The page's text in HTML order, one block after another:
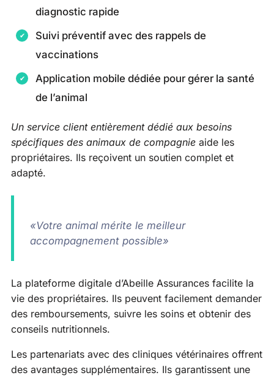
diagnostic rapide
Suivi préventif avec des rappels de
vaccinations
Application mobile dédiée pour gérer la santé
de l’animal
Un service client entièrement dédié aux besoins
spécifiques des animaux de compagnie aide les
propriétaires. Ils reçoivent un soutien complet et
adapté.
«Votre animal mérite le meilleur
accompagnement possible»
La plateforme digitale d’Abeille Assurances facilite la
vie des propriétaires. Ils peuvent facilement demander
des remboursements, suivre les soins et obtenir des
conseils nutritionnels.
Les partenariats avec des cliniques vétérinaires offrent
des avantages supplémentaires. Ils garantissent une